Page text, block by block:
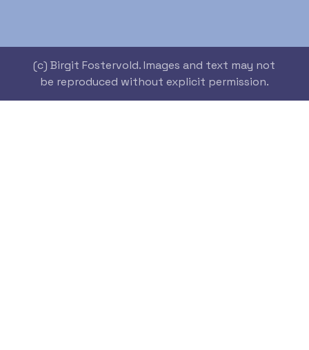
(c) Birgit Fostervold. Images and text may not
be reproduced without explicit permission.